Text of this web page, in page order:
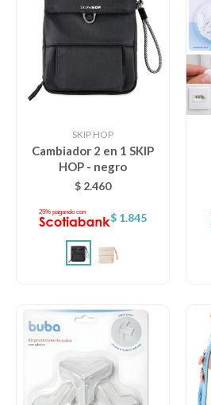
SKIP HOP
Cambiador 2 en 1 SKIP
HOP - negro
$ 2.460
$ 1.845
Juguetes
Textiles
Bolsos y mochilas maternales
Lentes
Vestimenta
Gift cards
Nuevos